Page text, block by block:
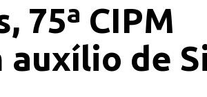
75ª CIPM
de